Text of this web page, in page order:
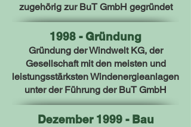
zugehörig zur BuT GmbH gegründet
1998 - Gründung
Gründung der Windwelt KG, der
Gesellschaft mit den meisten und
leistungsstärksten Windenergieanlagen
unter der Führung der BuT GmbH
Dezember 1999 - Bau